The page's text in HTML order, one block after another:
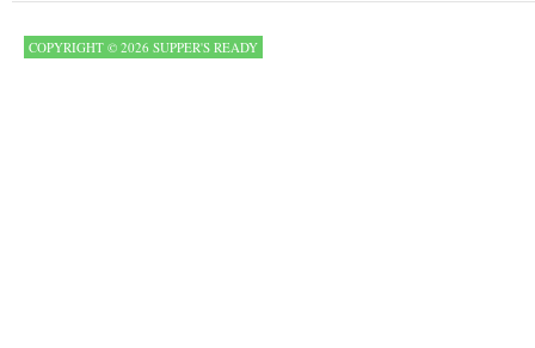
COPYRIGHT © 2026 SUPPER'S READY